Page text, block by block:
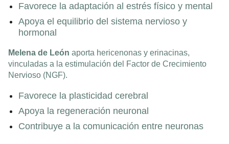
Favorece la adaptación al estrés físico y mental
Apoya el equilibrio del sistema nervioso y
hormonal
Melena de León aporta hericenonas y erinacinas,
vinculadas a la estimulación del Factor de Crecimiento
Nervioso (NGF).
Favorece la plasticidad cerebral
Apoya la regeneración neuronal
Contribuye a la comunicación entre neuronas